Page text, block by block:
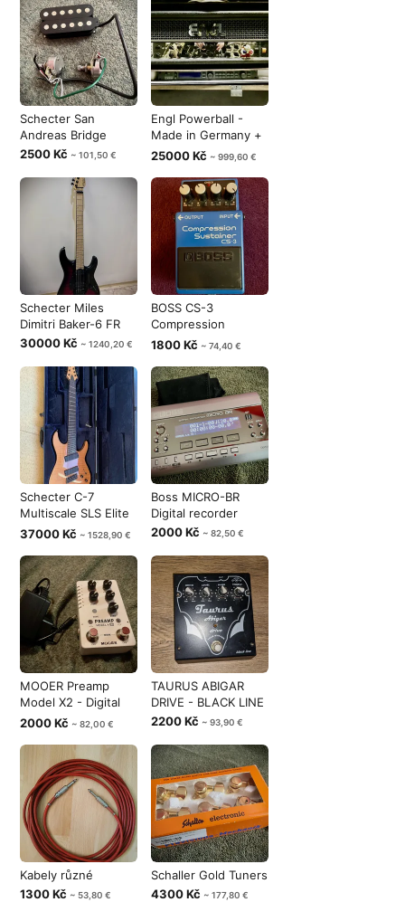
Schecter San
Andreas Bridge
2500 Kč ~ 101,50 €
Engl Powerball -
Made in Germany +
footswich
25000 Kč ~ 999,60 €
Schecter Miles
Dimitri Baker-6 FR
30000 Kč ~ 1240,20 €
BOSS CS-3
Compression
Sustainer
1800 Kč ~ 74,40 €
Schecter C-7
Multiscale SLS Elite
7 String
37000 Kč ~ 1528,90 €
Boss MICRO-BR
Digital recorder
2000 Kč ~ 82,50 €
MOOER Preamp
Model X2 - Digital
Preamp Pedal
2000 Kč ~ 82,00 €
TAURUS ABIGAR
DRIVE - BLACK LINE
2200 Kč ~ 93,90 €
Kabely různé
1300 Kč ~ 53,80 €
Schaller Gold Tuners
4300 Kč ~ 177,80 €